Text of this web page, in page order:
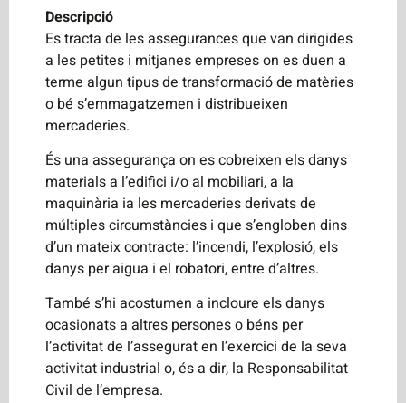
Descripció
Es tracta de les assegurances que van dirigides
a les petites i mitjanes empreses on es duen a
terme algun tipus de transformació de matèries
o bé s’emmagatzemen i distribueixen
mercaderies.
És una assegurança on es cobreixen els danys
materials a l’edifici i/o al mobiliari, a la
maquinària ia les mercaderies derivats de
múltiples circumstàncies i que s’engloben dins
d’un mateix contracte: l’incendi, l’explosió, els
danys per aigua i el robatori, entre d’altres.
També s’hi acostumen a incloure els danys
ocasionats a altres persones o béns per
l’activitat de l’assegurat en l’exercici de la seva
activitat industrial o, és a dir, la Responsabilitat
Civil de l’empresa.